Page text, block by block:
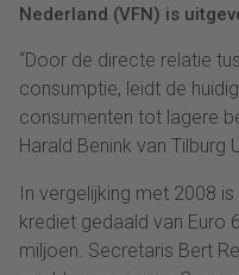
Nederland (VFN) is
“Door de directe relatie
consumptie, leidt de
consumenten tot lagere
Harald Benink van Tilburg
In vergelijking met 2008
krediet gedaald van Euro
miljoen. Secretaris Bert